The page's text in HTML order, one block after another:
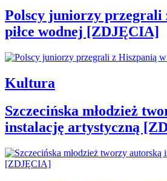
Polscy juniorzy przegrali
piłce wodnej [ZDJĘCIA]
Kultura
Szczecińska młodzież
instalację artystyczną